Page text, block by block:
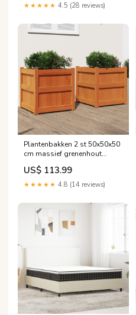
★★★★★ 4.5 (28 reviews)
Plantenbakken 2 st 50x50x50
cm massief grenenhout
waxbruin
Upsell_zwembad_schoonmaakset
US$ 113.99
★★★★★ 4.8 (14 reviews)